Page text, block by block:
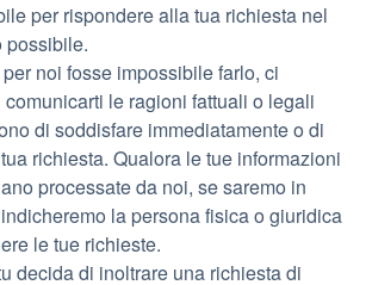
per rispondere alla tua richiesta nel
possibile.
noi fosse impossibile farlo, ci
le ragioni fattuali o legali
di soddisfare immediatamente o di
richiesta. Qualora le tue informazioni
processate da noi, se saremo in
la persona fisica o giuridica
le tue richieste.
decida di inoltrare una richiesta di